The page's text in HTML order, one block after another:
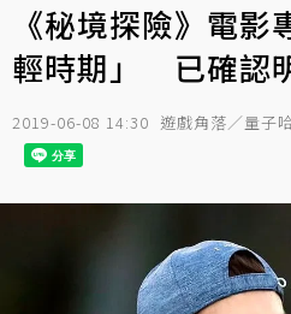
《秘境探險》電
輕時期」 已確認
2019-06-08 14:30 遊戲角落／量子